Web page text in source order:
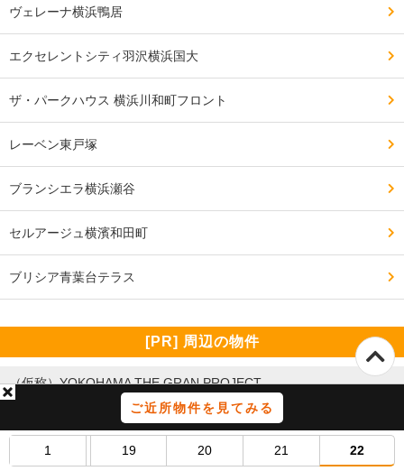
ご近所物件を見てみる
1 19 20 21 22
浜までのアクセスがすごくよくなる。
している。
治安・安全の面で良い点、気になる点
警察署も近く、交番もすぐ近くにある。
横断歩道も多く安全である。
犯罪件数は少ないと思う。
ヴェレーナ横浜鴨居
エクセレントシティ羽沢横浜国大
ザ・パークハウス 横浜川和町フロント
レーベン東戸塚
ブランシエラ横浜瀬谷
セルアージュ横濱和田町
ブリシア青葉台テラス
[PR] 周辺の物件
（仮称）YOKOHAMA THE GRAN PROJECT
神奈川県横浜市神奈川区沢渡4番2
間取
2LDK・2LDK+S・3LDK
専有面積
68.93㎡～117.92㎡
総戸数
61戸